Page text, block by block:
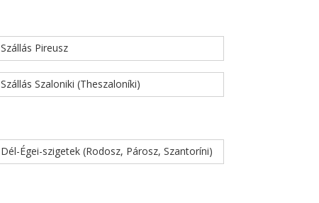
Szállás Pireusz
Szállás Szaloniki (Theszaloníki)
Dél-Égei-szigetek (Rodosz, Párosz, Szantoríni)